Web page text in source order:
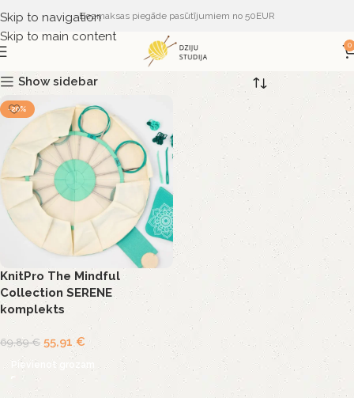
Skip to navigation
Skip to main content
Bezmaksas piegāde pasūtījumiem no 50EUR
0
Show sidebar
-20%
KnitPro The Mindful
Collection SERENE
komplekts
69,89€ 55,91 €
Pievienot grozam